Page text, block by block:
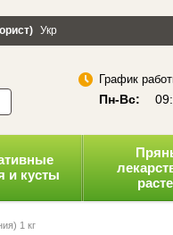
Укр
График
Пн-Вс:
и кусты
1 кг